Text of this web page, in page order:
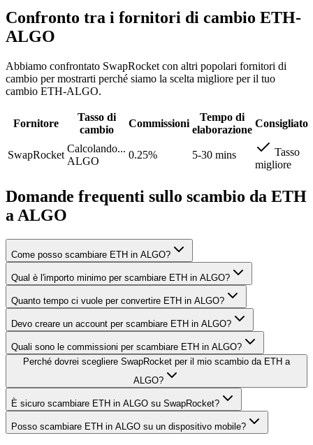
Confronto tra i fornitori di cambio ETH-
ALGO
Abbiamo confrontato SwapRocket con altri popolari fornitori di
cambio per mostrarti perché siamo la scelta migliore per il tuo
cambio ETH-ALGO.
Fornitore
Tasso di
cambio
Commissioni
Tempo di
elaborazione
Consigliato
SwapRocket
Calcolando...
ALGO
0.25% 5-30 mins
Tasso
migliore
Domande frequenti sullo scambio da ETH
a ALGO
Come posso scambiare ETH in ALGO?
Qual è l'importo minimo per scambiare ETH in ALGO?
Quanto tempo ci vuole per convertire ETH in ALGO?
Devo creare un account per scambiare ETH in ALGO?
Quali sono le commissioni per scambiare ETH in ALGO?
Perché dovrei scegliere SwapRocket per il mio scambio da ETH a
ALGO?
È sicuro scambiare ETH in ALGO su SwapRocket?
Posso scambiare ETH in ALGO su un dispositivo mobile?